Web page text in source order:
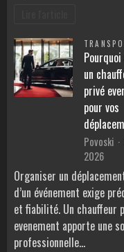
un
privé
pour vos
Povoski
2026
Organiser un
d’un événement exige
et fiabilité. Un chauffeur
evenement apporte une
professionnelle…